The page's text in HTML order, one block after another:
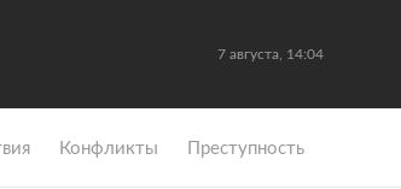
7 августа, 14:04
Конфликты Преступность